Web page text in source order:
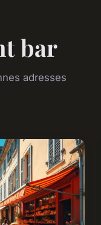
bar
adresses